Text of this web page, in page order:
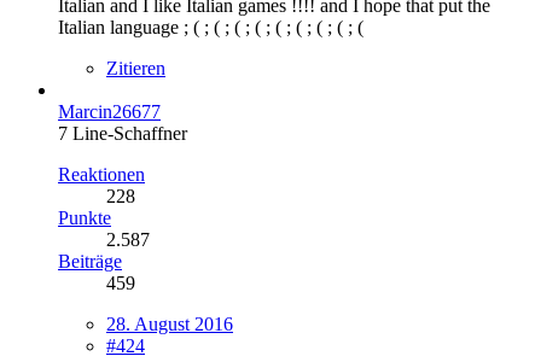
Italian and I like Italian games !!!! and I hope that put the
Italian language ; ( ; ( ; ( ; ( ; ( ; ( ; ( ; ( ; (
Zitieren
Marcin26677
7 Line-Schaffner
Reaktionen
228
Punkte
2.587
Beiträge
459
28. August 2016
#424